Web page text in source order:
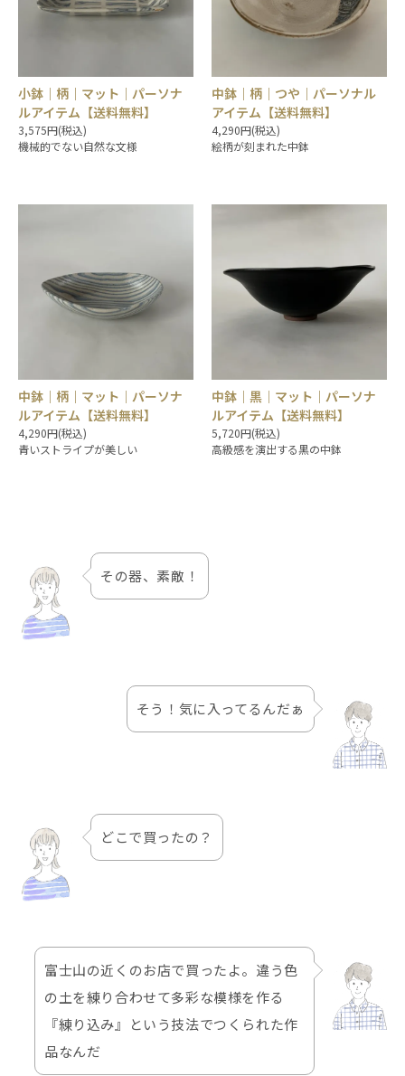
小鉢｜柄｜マット｜パーソナ
ルアイテム【送料無料】
3,575円(税込)
機械的でない自然な文様
中鉢｜柄｜つや｜パーソナル
アイテム【送料無料】
4,290円(税込)
絵柄が刻まれた中鉢
中鉢｜柄｜マット｜パーソナ
ルアイテム【送料無料】
4,290円(税込)
青いストライプが美しい
中鉢｜黒｜マット｜パーソナ
ルアイテム【送料無料】
5,720円(税込)
高級感を演出する黒の中鉢
その器、素敵！
そう！気に入ってるんだぁ
どこで買ったの？
富士山の近くのお店で買ったよ。違う色
の土を練り合わせて多彩な模様を作る
『練り込み』という技法でつくられた作
品なんだ